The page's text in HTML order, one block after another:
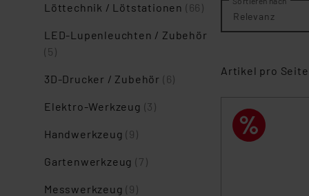
Löttechnik / Lötstationen (66)
LED-Lupenleuchten / Zubehör
(5)
3D-Drucker / Zubehör (6)
Elektro-Werkzeug (3)
Handwerkzeug(9)
Gartenwerkzeug(7)
Messwerkzeug(9)
Relevanz
Artikel pro